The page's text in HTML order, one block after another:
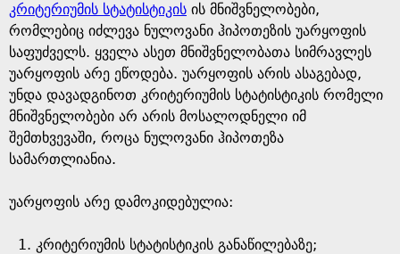
g
e
კრიტერიუმის სტატისტიკის ის მნიშვნელობები,
რომლებიც იძლევა ნულოვანი ჰიპოთეზის უარყოფის
საფუძველს. ყველა ასეთ მნიშვნელობათა სიმრავლეს
უარყოფის არე ეწოდება. უარყოფის არის ასაგებად,
უნდა დავადგინოთ კრიტერიუმის სტატისტიკის რომელი
მნიშვნელობები არ არის მოსალოდნელი იმ
შემთხვევაში, როცა ნულოვანი ჰიპოთეზა
სამართლიანია.
უარყოფის არე დამოკიდებულია:
კრიტერიუმის სტატისტიკის განაწილებაზე;